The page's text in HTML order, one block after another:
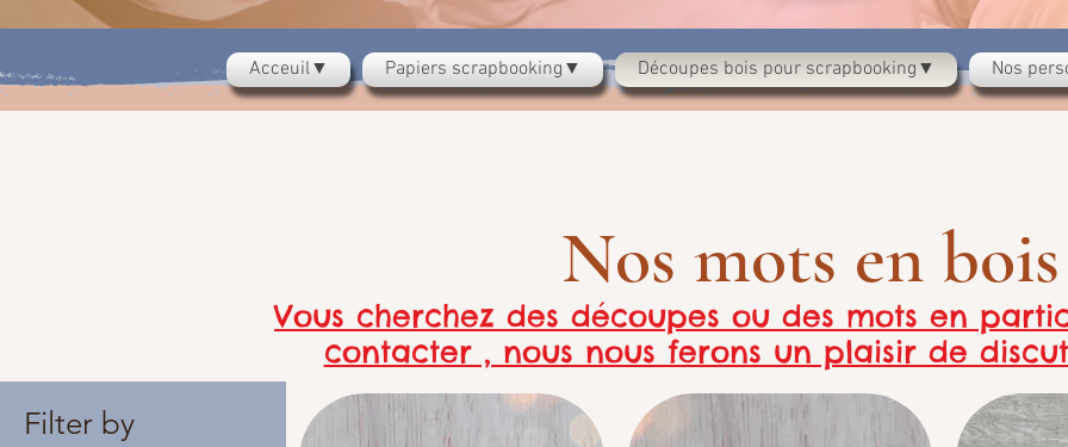
Acceuil▼ Papiers scrapbooking▼ Découpes bois pour scrapbooking▼ Nos
Nos mots en bois
Vous cherchez des découpes ou des mots en
contacter , nous nous ferons un plaisir de
Filter by